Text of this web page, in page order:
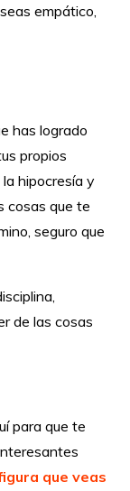
empático,
has logrado
propios
hipocresía y
cosas que te
seguro que
de las cosas
para que te
que veas